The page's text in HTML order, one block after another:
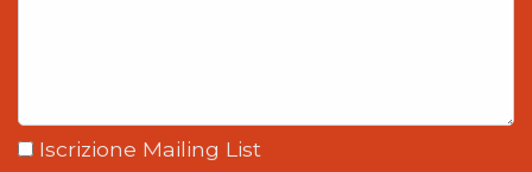
Iscrizione Mailing List